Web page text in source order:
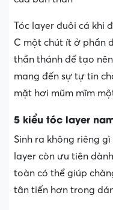
Tóc layer đuôi cá khi
C một chút ít ở phần
thần thánh để tạo
mang đến sự tự tin
mặt hơi mũm mĩm
5 kiểu tóc layer
Sinh ra không riêng
layer còn ưu tiên
toàn có thể giúp
tân tiến hơn trong